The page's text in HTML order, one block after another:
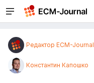
Редактор ECM-Journal
Константин Капошко